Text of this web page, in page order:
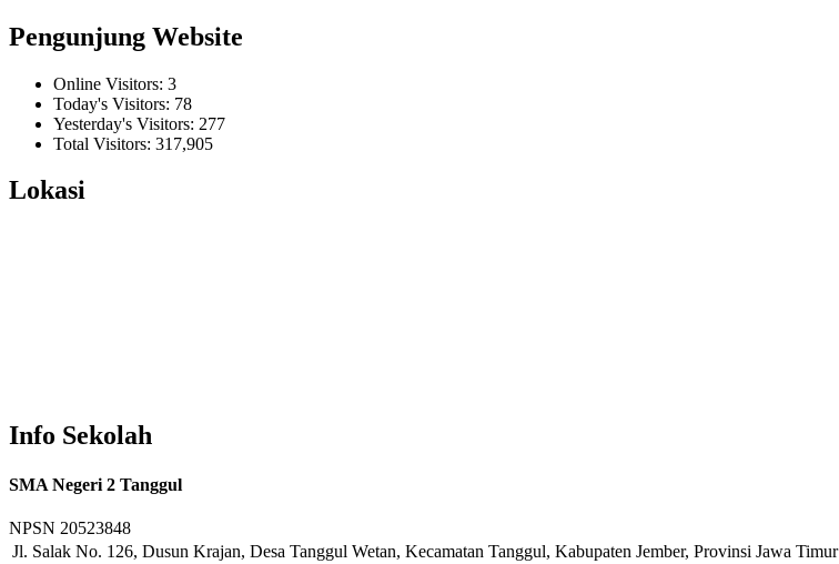
Pengunjung Website
Online Visitors: 3
Today's Visitors: 78
Yesterday's Visitors: 277
Total Visitors: 317,905
Lokasi
Info Sekolah
SMA Negeri 2 Tanggul
NPSN 20523848
Jl. Salak No. 126, Dusun Krajan, Desa Tanggul Wetan, Kecamatan Tanggul, Kabupaten Jember, Provinsi Jawa Timur